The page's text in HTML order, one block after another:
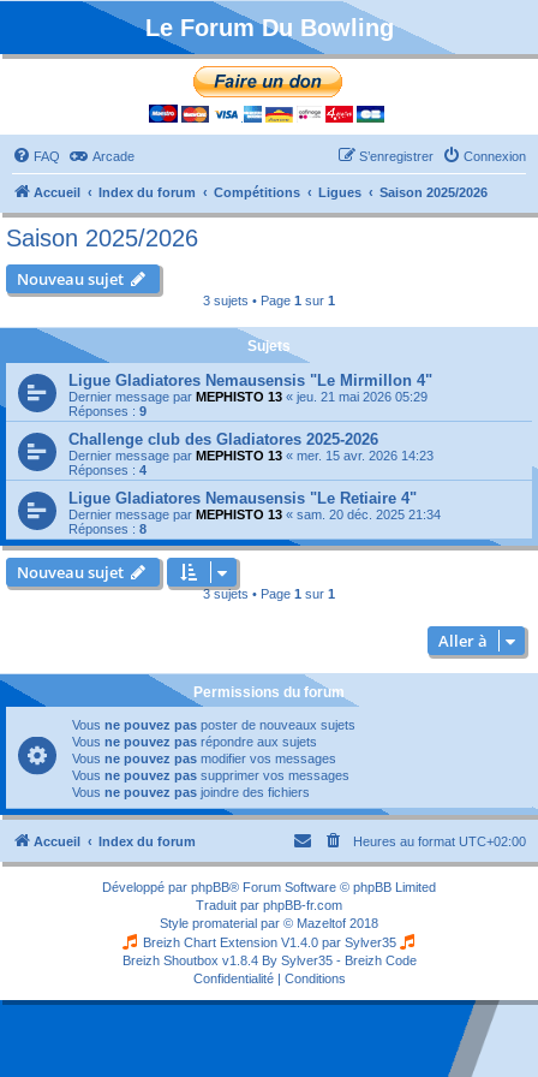
Le Forum Du Bowling
FAQ Arcade Connexion
S’enregistrer
Accueil Index du forum Compétitions Ligues Saison 2025/2026
Saison 2025/2026
Nouveau sujet
3 sujets • Page 1 sur 1
Sujets
Ligue Gladiatores Nemausensis "Le Mirmillon 4"
Dernier message par MEPHISTO 13 « jeu. 21 mai 2026 05:29
Réponses : 9
Challenge club des Gladiatores 2025-2026
Dernier message par MEPHISTO 13 « mer. 15 avr. 2026 14:23
Réponses : 4
Ligue Gladiatores Nemausensis "Le Retiaire 4"
Dernier message par MEPHISTO 13 « sam. 20 déc. 2025 21:34
Réponses : 8
Nouveau sujet
3 sujets • Page 1 sur 1
Aller à
Permissions du forum
Vous ne pouvez pas poster de nouveaux sujets
Vous ne pouvez pas répondre aux sujets
Vous ne pouvez pas modifier vos messages
Vous ne pouvez pas supprimer vos messages
Vous ne pouvez pas joindre des fichiers
Accueil Index du forum Heures au format UTC+02:00
Développé par phpBB® Forum Software © phpBB Limited
Traduit par phpBB-fr.com
Style promaterial par © Mazeltof 2018
Breizh Chart Extension V1.4.0 par Sylver35
Breizh Shoutbox v1.8.4 By Sylver35 - Breizh Code
Confidentialité| Conditions